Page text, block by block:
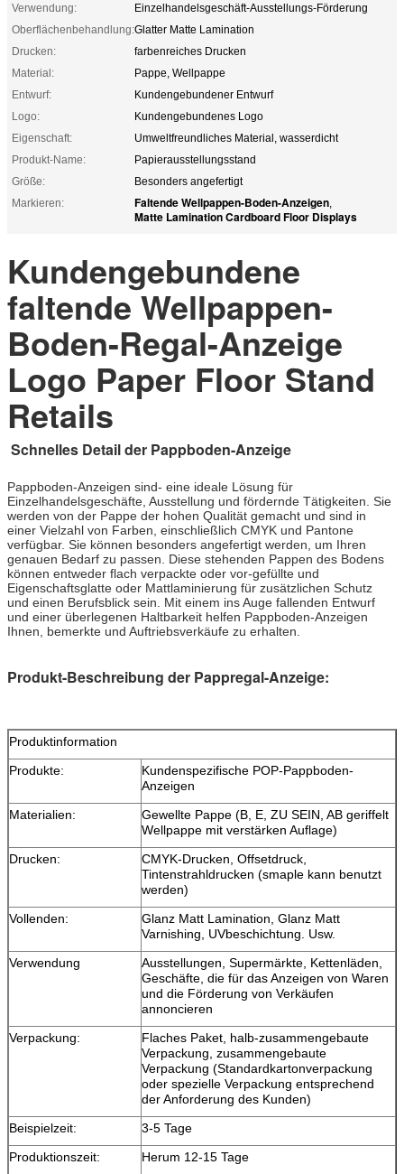
Verwendung:
Einzelhandelsgeschäft-Ausstellungs-Förderung
Oberflächenbehandlung:Glatter Matte Lamination
Drucken:
farbenreiches Drucken
Material:
Pappe, Wellpappe
Entwurf:
Kundengebundener Entwurf
Logo:
Kundengebundenes Logo
Eigenschaft:
Umweltfreundliches Material, wasserdicht
Produkt-Name:
Papierausstellungsstand
Größe:
Besonders angefertigt
Markieren:
Faltende Wellpappen-Boden-Anzeigen,
Matte Lamination Cardboard Floor Displays
Kundengebundene
faltende Wellpappen-
Boden-Regal-Anzeige
Logo Paper Floor Stand
Retails
Schnelles Detail der Pappboden-Anzeige
Pappboden-Anzeigen sind- eine ideale Lösung für
Einzelhandelsgeschäfte, Ausstellung und fördernde Tätigkeiten. Sie
werden von der Pappe der hohen Qualität gemacht und sind in
einer Vielzahl von Farben, einschließlich CMYK und Pantone
verfügbar. Sie können besonders angefertigt werden, um Ihren
genauen Bedarf zu passen. Diese stehenden Pappen des Bodens
können entweder flach verpackte oder vor-gefüllte und
Eigenschaftsglatte oder Mattlaminierung für zusätzlichen Schutz
und einen Berufsblick sein. Mit einem ins Auge fallenden Entwurf
und einer überlegenen Haltbarkeit helfen Pappboden-Anzeigen
Ihnen, bemerkte und Auftriebsverkäufe zu erhalten.
Produkt-Beschreibung der Pappregal-Anzeige:
Produktinformation
Produkte:
Kundenspezifische POP-Pappboden-
Anzeigen
Materialien:
Gewellte Pappe (B, E, ZU SEIN, AB geriffelt
Wellpappe mit verstärken Auflage)
Drucken:
CMYK-Drucken, Offsetdruck,
Tintenstrahldrucken (smaple kann benutzt
werden)
Vollenden:
Glanz Matt Lamination, Glanz Matt
Varnishing, UVbeschichtung. Usw.
Verwendung
Ausstellungen, Supermärkte, Kettenläden,
Geschäfte, die für das Anzeigen von Waren
und die Förderung von Verkäufen
annoncieren
Verpackung:
Flaches Paket, halb-zusammengebaute
Verpackung, zusammengebaute
Verpackung (Standardkartonverpackung
oder spezielle Verpackung entsprechend
der Anforderung des Kunden)
Beispielzeit:
3-5 Tage
Produktionszeit:
Herum 12-15 Tage